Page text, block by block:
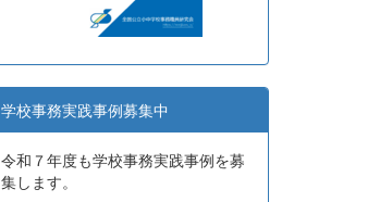
学校事務実践事例募集中
令和７年度も学校事務実践事例を募
集します。